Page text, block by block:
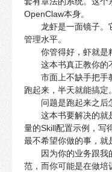
OpenClaw本身。
龙虾是一面镜子。
管理水平。
你管得好，虾就是
这本书真正教你的
市面上不缺手把手
跑起来，半天就能搞定。
问题是跑起来之后
这本书要解决的就
量的Skill配置示例，写
最不希望你做的事，就
因为你的业务跟我
范，而你可能是在做培